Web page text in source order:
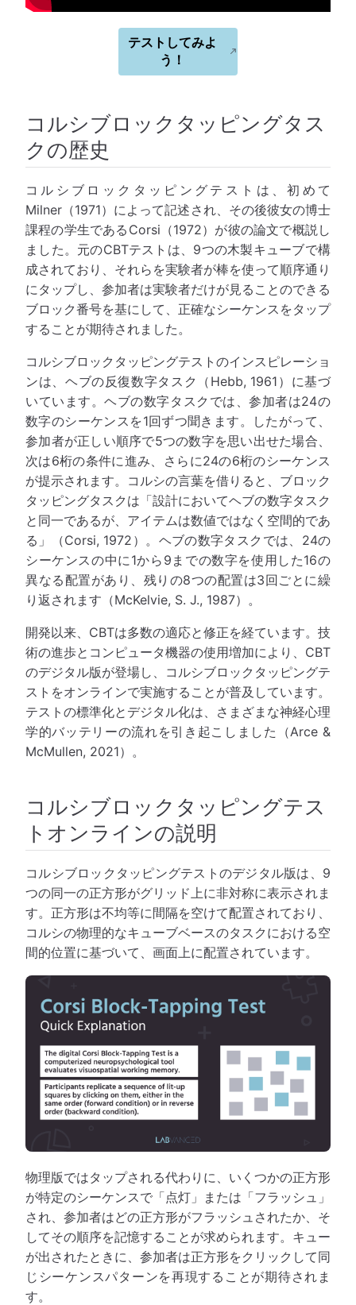
テストしてみよ
う！
コルシブロックタッピングタス
クの歴史
コルシブロックタッピングテストは、初めて
Milner（1971）によって記述され、その後彼女の博士
課程の学生であるCorsi（1972）が彼の論文で概説し
ました。元のCBTテストは、9つの木製キューブで構
成されており、それらを実験者が棒を使って順序通り
にタップし、参加者は実験者だけが見ることのできる
ブロック番号を基にして、正確なシーケンスをタップ
することが期待されました。
コルシブロックタッピングテストのインスピレーショ
ンは、ヘブの反復数字タスク（Hebb, 1961）に基づ
いています。ヘブの数字タスクでは、参加者は24の
数字のシーケンスを1回ずつ聞きます。したがって、
参加者が正しい順序で5つの数字を思い出せた場合、
次は6桁の条件に進み、さらに24の6桁のシーケンス
が提示されます。コルシの言葉を借りると、ブロック
タッピングタスクは「設計においてヘブの数字タスク
と同一であるが、アイテムは数値ではなく空間的であ
る」（Corsi, 1972）。ヘブの数字タスクでは、24の
シーケンスの中に1から9までの数字を使用した16の
異なる配置があり、残りの8つの配置は3回ごとに繰
り返されます（McKelvie, S. J., 1987）。
開発以来、CBTは多数の適応と修正を経ています。技
術の進歩とコンピュータ機器の使用増加により、CBT
のデジタル版が登場し、コルシブロックタッピングテ
ストをオンラインで実施することが普及しています。
テストの標準化とデジタル化は、さまざまな神経心理
学的バッテリーの流れを引き起こしました（Arce &
McMullen, 2021）。
コルシブロックタッピングテス
トオンラインの説明
コルシブロックタッピングテストのデジタル版は、9
つの同一の正方形がグリッド上に非対称に表示されま
す。正方形は不均等に間隔を空けて配置されており、
コルシの物理的なキューブベースのタスクにおける空
間的位置に基づいて、画面上に配置されています。
物理版ではタップされる代わりに、いくつかの正方形
が特定のシーケンスで「点灯」または「フラッシュ」
され、参加者はどの正方形がフラッシュされたか、そ
してその順序を記憶することが求められます。キュー
が出されたときに、参加者は正方形をクリックして同
じシーケンスパターンを再現することが期待されま
す。